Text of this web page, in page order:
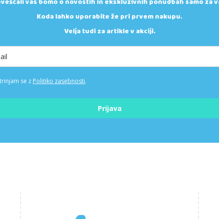
Koda lahko uporabite že pri prvem nakupu.
Velja tudi za artikle v akciji.
se z Politiko zasebnosti.
Prijava